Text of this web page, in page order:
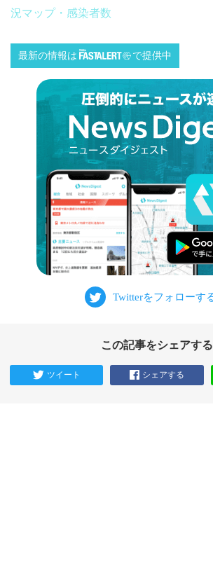
況マップ・感染者数
最新の情報は で提供中
この記事をシェアする
ツイート シェアする